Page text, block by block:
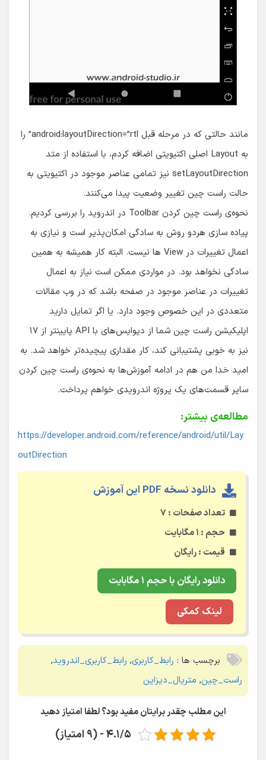
مانند حالتی که در مرحله قبل android:layoutDirection=”rtl” را
به Layout اصلی اکتیویتی اضافه کردم، با استفاده از متد
setLayoutDirection نیز تمامی عناصر موجود در اکتیویتی به
حالت راست چین تغییر وضعیت پیدا می‌کنند.
نحوه‌ی راست چین کردن Toolbar در اندروید را بررسی کردیم.
پیاده سازی هردو روش به سادگی امکان‌پذیر است و نیازی به
اعمال تغییرات در View ها نیست. البته کار همیشه به همین
سادگی نخواهد بود. در مواردی ممکن است نیاز به اعمال
تغییرات در عناصر موجود در صفحه باشد که در وب مقالات
متعددی در این خصوص وجود دارد. یا اگر تمایل دارید
اپلیکیشن راست چین شما از دیوایس‌های با API پایینتر از ۱۷
نیز به خوبی پشتیبانی کند، کار مقداری پیچیده‌تر خواهد شد. به
امید خدا من هم در ادامه آموزش‌ها به نحوه‌ی راست چین کردن
سایر قسمت‌های یک پروژه اندرویدی خواهم پرداخت.
مطالعه‌ی بیشتر:
https://developer.android.com/reference/android/util/Lay
outDirection
دانلود نسخه PDF این آموزش
تعداد صفحات : ۷
حجم : ۱ مگابایت
قیمت : رایگان
دانلود رایگان با حجم ۱ مگابایت
لینک کمکی
برچسب ها : رابط_کاربری, رابط_کاربری_اندروید,
راست_چین, متریال_دیزاین
این مطلب چقدر برایتان مفید بود؟ لطفا امتیاز دهید
4.1/5 - (9 امتیاز)